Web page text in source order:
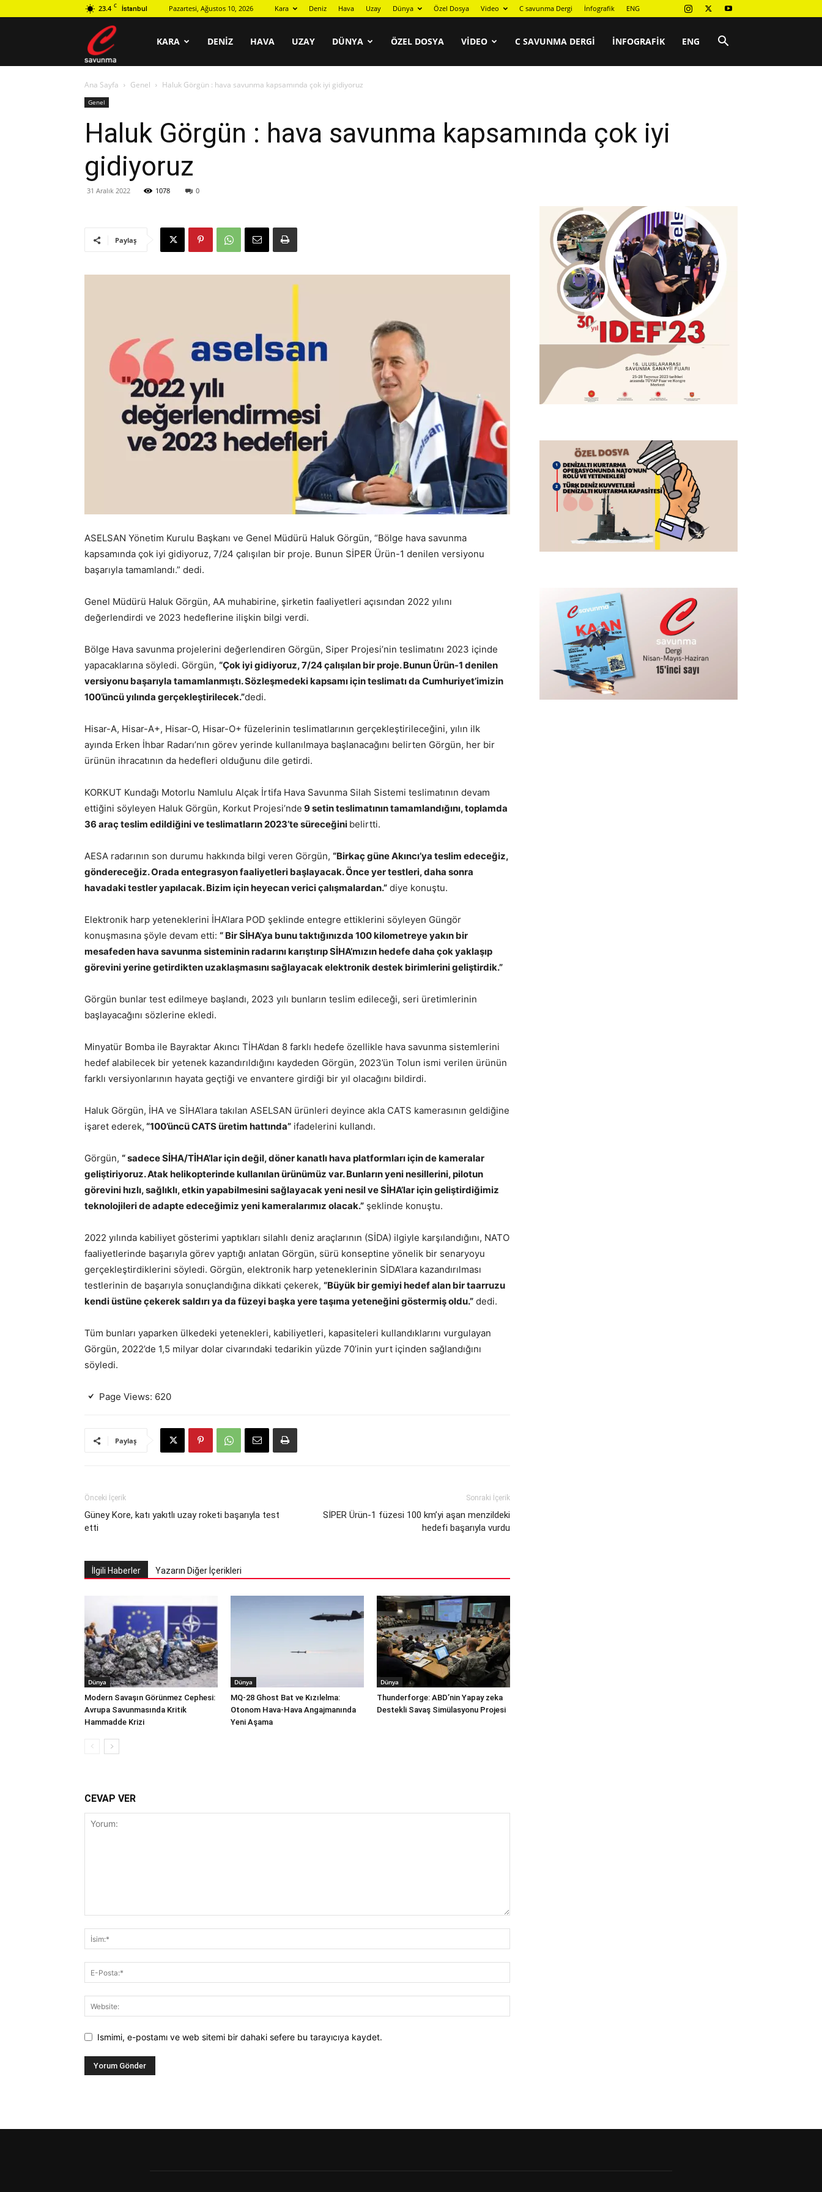
23.4 C İstanbul Pazartesi, Ağustos 10, 2026 Kara Deniz Hava Uzay Dünya Özel Dosya Video C savunma Dergi İnfografik ENG
savunma
KARA DENIZ HAVA UZAY DÜNYA ÖZEL DOSYA VIDEO C SAVUNMA DERGI İNFOGRAFIK ENG
Ana Sayfa Genel Haluk Görgün : hava savunma kapsamında çok iyi gidiyoruz
Genel
Haluk Görgün : hava savunma kapsamında çok iyi
gidiyoruz
31 Aralık 2022 1078 0
Paylaş
ASELSAN Yönetim Kurulu Başkanı ve Genel Müdürü Haluk Görgün, “Bölge hava savunma
kapsamında çok iyi gidiyoruz, 7/24 çalışılan bir proje. Bunun SİPER Ürün-1 denilen versiyonu
başarıyla tamamlandı.” dedi.
Genel Müdürü Haluk Görgün, AA muhabirine, şirketin faaliyetleri açısından 2022 yılını
değerlendirdi ve 2023 hedeflerine ilişkin bilgi verdi.
Bölge Hava savunma projelerini değerlendiren Görgün, Siper Projesi’nin teslimatını 2023 içinde
yapacaklarına söyledi. Görgün, “Çok iyi gidiyoruz, 7/24 çalışılan bir proje. Bunun Ürün-1 denilen
versiyonu başarıyla tamamlanmıştı. Sözleşmedeki kapsamı için teslimatı da Cumhuriyet’imizin
100’üncü yılında gerçekleştirilecek.”dedi.
Hisar-A, Hisar-A+, Hisar-O, Hisar-O+ füzelerinin teslimatlarının gerçekleştirileceğini, yılın ilk
ayında Erken İhbar Radarı’nın görev yerinde kullanılmaya başlanacağını belirten Görgün, her bir
ürünün ihracatının da hedefleri olduğunu dile getirdi.
KORKUT Kundağı Motorlu Namlulu Alçak İrtifa Hava Savunma Silah Sistemi teslimatının devam
ettiğini söyleyen Haluk Görgün, Korkut Projesi’nde 9 setin teslimatının tamamlandığını, toplamda
36 araç teslim edildiğini ve teslimatların 2023’te süreceğini belirtti.
AESA radarının son durumu hakkında bilgi veren Görgün, “Birkaç güne Akıncı’ya teslim edeceğiz,
göndereceğiz. Orada entegrasyon faaliyetleri başlayacak. Önce yer testleri, daha sonra
havadaki testler yapılacak. Bizim için heyecan verici çalışmalardan.” diye konuştu.
Elektronik harp yeteneklerini İHA’lara POD şeklinde entegre ettiklerini söyleyen Güngör
konuşmasına şöyle devam etti: “ Bir SİHA’ya bunu taktığınızda 100 kilometreye yakın bir
mesafeden hava savunma sisteminin radarını karıştırıp SİHA’mızın hedefe daha çok yaklaşıp
görevini yerine getirdikten uzaklaşmasını sağlayacak elektronik destek birimlerini geliştirdik.”
Görgün bunlar test edilmeye başlandı, 2023 yılı bunların teslim edileceği, seri üretimlerinin
başlayacağını sözlerine ekledi.
Minyatür Bomba ile Bayraktar Akıncı TİHA’dan 8 farklı hedefe özellikle hava savunma sistemlerini
hedef alabilecek bir yetenek kazandırıldığını kaydeden Görgün, 2023’ün Tolun ismi verilen ürünün
farklı versiyonlarının hayata geçtiği ve envantere girdiği bir yıl olacağını bildirdi.
Haluk Görgün, İHA ve SİHA’lara takılan ASELSAN ürünleri deyince akla CATS kamerasının geldiğine
işaret ederek, “100’üncü CATS üretim hattında” ifadelerini kullandı.
Görgün, “ sadece SİHA/TİHA’lar için değil, döner kanatlı hava platformları için de kameralar
geliştiriyoruz. Atak helikopterinde kullanılan ürünümüz var. Bunların yeni nesillerini, pilotun
görevini hızlı, sağlıklı, etkin yapabilmesini sağlayacak yeni nesil ve SİHA’lar için geliştirdiğimiz
teknolojileri de adapte edeceğimiz yeni kameralarımız olacak.” şeklinde konuştu.
2022 yılında kabiliyet gösterimi yaptıkları silahlı deniz araçlarının (SİDA) ilgiyle karşılandığını, NATO
faaliyetlerinde başarıyla görev yaptığı anlatan Görgün, sürü konseptine yönelik bir senaryoyu
gerçekleştirdiklerini söyledi. Görgün, elektronik harp yeteneklerinin SİDA’lara kazandırılması
testlerinin de başarıyla sonuçlandığına dikkati çekerek, “Büyük bir gemiyi hedef alan bir taarruzu
kendi üstüne çekerek saldırı ya da füzeyi başka yere taşıma yeteneğini göstermiş oldu.” dedi.
Tüm bunları yaparken ülkedeki yetenekleri, kabiliyetleri, kapasiteleri kullandıklarını vurgulayan
Görgün, 2022’de 1,5 milyar dolar civarındaki tedarikin yüzde 70’inin yurt içinden sağlandığını
söyledi.
Page Views: 620
Paylaş
Önceki İçerik
Güney Kore, katı yakıtlı uzay roketi başarıyla test
etti
Sonraki İçerik
SİPER Ürün-1 füzesi 100 km’yi aşan menzildeki
hedefi başarıyla vurdu
İlgili Haberler Yazarın Diğer İçerikleri
Dünya
Modern Savaşın Görünmez Cephesi:
Avrupa Savunmasında Kritik
Hammadde Krizi
Dünya
MQ-28 Ghost Bat ve Kızılelma:
Otonom Hava-Hava Angajmanında
Yeni Aşama
Dünya
Thunderforge: ABD’nin Yapay zeka
Destekli Savaş Simülasyonu Projesi
CEVAP VER
Ismimi, e-postamı ve web sitemi bir dahaki sefere bu tarayıcıya kaydet.